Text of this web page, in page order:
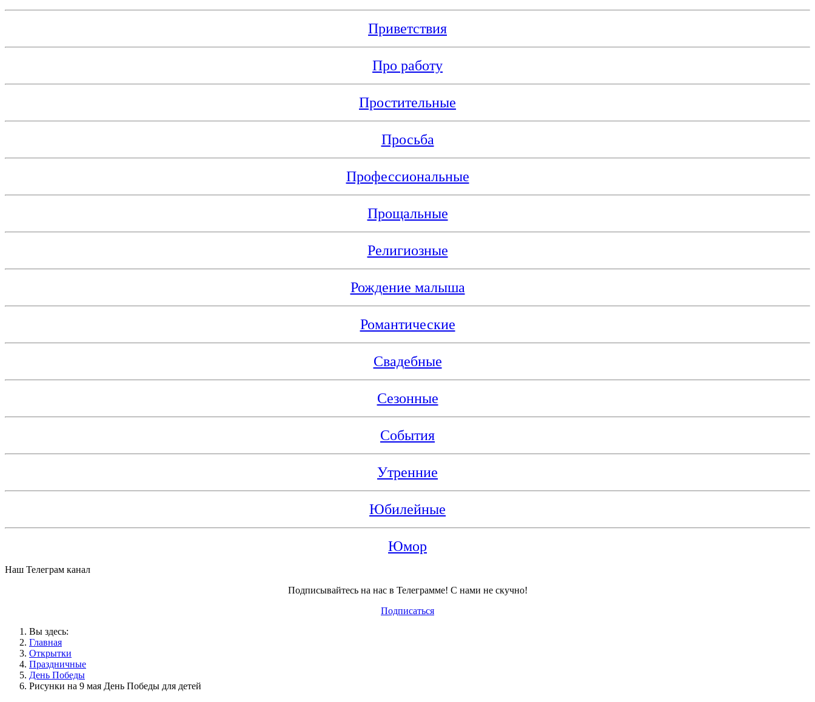
Приветствия
Про работу
Простительные
Просьба
Профессиональные
Прощальные
Религиозные
Рождение малыша
Романтические
Свадебные
Сезонные
События
Утренние
Юбилейные
Юмор
Наш Телеграм канал
Подписывайтесь на нас в Телеграмме! С нами не скучно!
Подписаться
Вы здесь:
Главная
Открытки
Праздничные
День Победы
Рисунки на 9 мая День Победы для детей